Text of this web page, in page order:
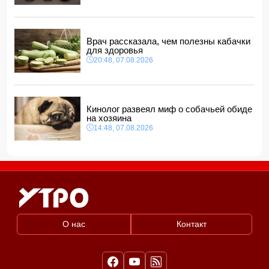
"венесуэльского сценария"
Врач рассказала, чем полезны кабачки
для здоровья
20:48, 07.08.2026
Кинолог развеял миф о собачьей обиде
на хозяина
14:48, 07.08.2026
О нас Контакт